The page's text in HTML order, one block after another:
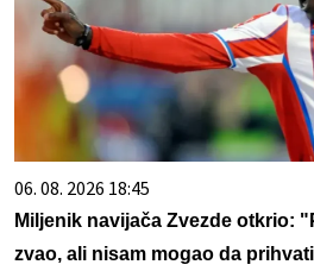
06. 08. 2026 18:45
Miljenik navijača Zvezde otkrio:
zvao, ali nisam mogao da